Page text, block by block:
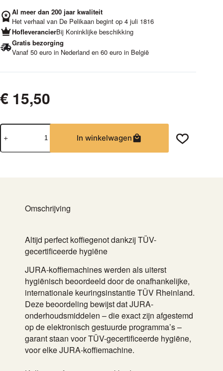
Al meer dan 200 jaar kwaliteit
Het verhaal van De Pelikaan begint op 4 juli 1816
HofleverancierBij Koninklijke beschikking
Gratis bezorging
Vanaf 50 euro in Nederland en 60 euro in België
€ 15,50
2
in
1
In winkelwagen
Omschrijving
Altijd perfect koffiegenot dankzij TÜV-
gecertificeerde hygiëne
JURA-koffiemachines werden als uiterst
hygiënisch beoordeeld door de onafhankelijke,
internationale keuringsinstantie TÜV Rheinland.
Deze beoordeling bewijst dat JURA-
onderhoudsmiddelen – die exact zijn afgestemd
op de elektronisch gestuurde programma’s –
garant staan voor TÜV-gecertificeerde hygiëne,
voor elke JURA-koffiemachine.